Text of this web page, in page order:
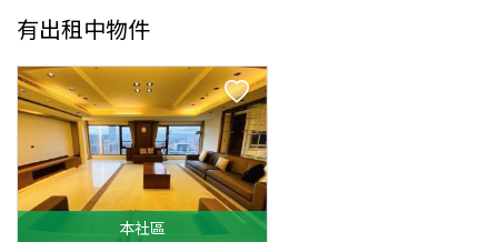
有出租中物件
本社區